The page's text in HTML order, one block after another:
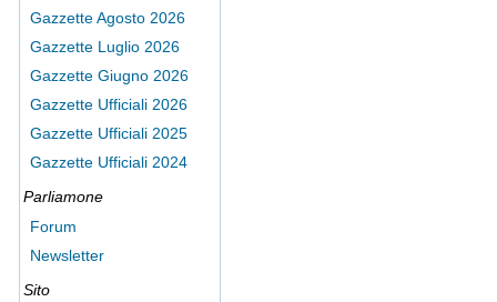
Gazzette Agosto 2026
Gazzette Luglio 2026
Gazzette Giugno 2026
Gazzette Ufficiali 2026
Gazzette Ufficiali 2025
Gazzette Ufficiali 2024
Parliamone
Forum
Newsletter
Sito